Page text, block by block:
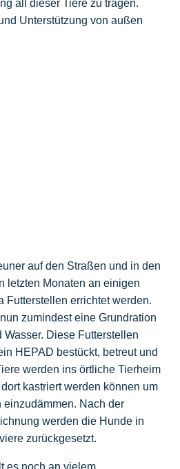
all dieser Tiere zu tragen.
Unterstützung von außen
auf den Straßen und in den
letzten Monaten an einigen
Futterstellen errichtet werden.
zumindest eine Grundration
Diese Futterstellen
HEPAD bestückt, betreut und
werden ins örtliche Tierheim
kastriert werden können um
Nach der
werden die Hunde in
zurückgesetzt.
es noch an vielem.